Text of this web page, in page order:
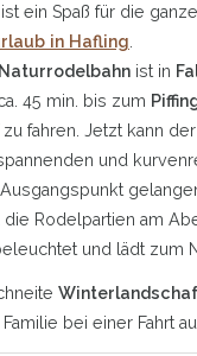
ein Spaß für die
in Hafling
Naturrodelbahn ist in
45 min. bis zum
fahren. Jetzt kann
und
Rodelpartien am
und lädt zum
bei einer Fahrt